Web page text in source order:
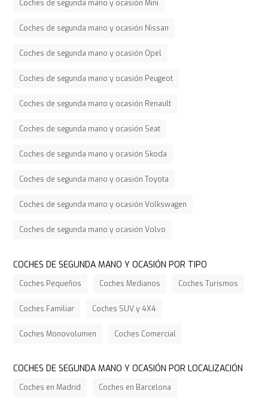
Coches de segunda mano y ocasión Mini
Coches de segunda mano y ocasión Nissan
Coches de segunda mano y ocasión Opel
Coches de segunda mano y ocasión Peugeot
Coches de segunda mano y ocasión Renault
Coches de segunda mano y ocasión Seat
Coches de segunda mano y ocasión Skoda
Coches de segunda mano y ocasión Toyota
Coches de segunda mano y ocasión Volkswagen
Coches de segunda mano y ocasión Volvo
COCHES DE SEGUNDA MANO Y OCASIÓN POR TIPO
Coches Pequeños Coches Medianos Coches Turismos
Coches Familiar Coches SUV y 4X4
Coches Monovolumen Coches Comercial
COCHES DE SEGUNDA MANO Y OCASIÓN POR LOCALIZACIÓN
Coches en Madrid Coches en Barcelona